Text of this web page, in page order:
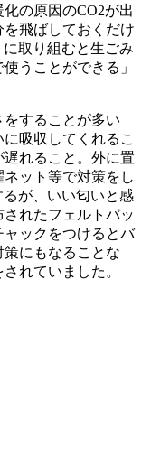
の原因のCO2が出
飛ばしておくだけ
取り組むと生ごみ
うことができる」
することが多い
吸収してくれるこ
れること。外に置
ット等で対策をし
が、いい匂いと感
れたフェルトバッ
ックをつけるとバ
にもなることな
れていました。